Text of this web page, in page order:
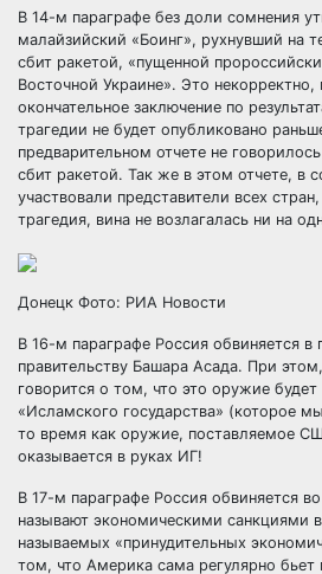
В 14-м параграфе без доли сомнения
малайзийский «Боинг», рухнувший на
сбит ракетой, «пущенной
Восточной Украине». Это некорректно,
окончательное заключение по
трагедии не будет опубликовано
предварительном отчете не
сбит ракетой. Так же в этом отчете, в
участвовали представители всех
трагедия, вина не возлагалась ни на
Донецк Фото: РИА Новости
В 16-м параграфе Россия обвиняется
правительству Башара Асада. При
говорится о том, что это оружие будет
«Исламского государства» (которое
то время как оружие, поставляемое
оказывается в руках ИГ!
В 17-м параграфе Россия обвиняется
называют экономическими санкциями
называемых «принудительных
том, что Америка сама регулярно